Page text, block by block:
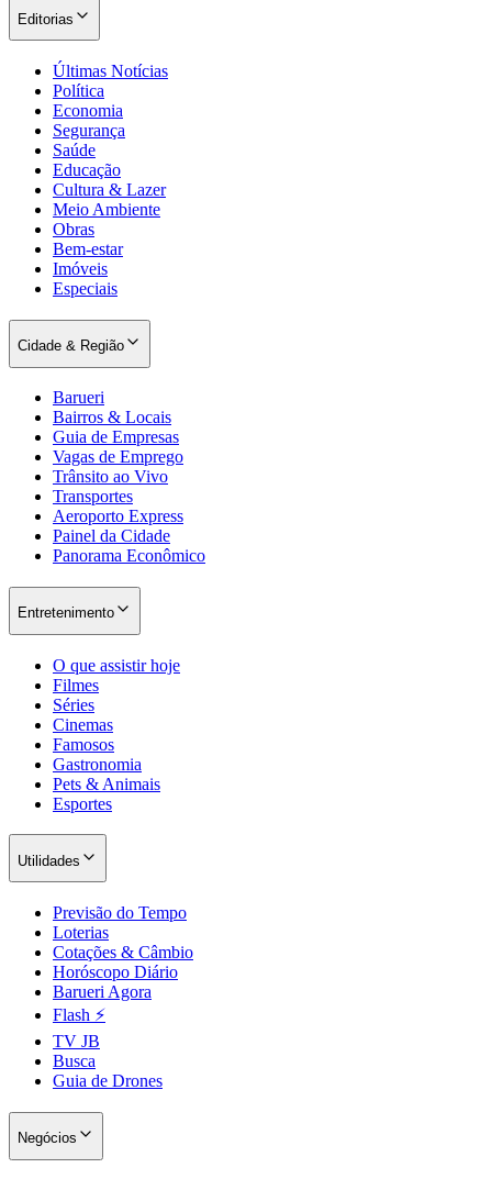
Editorias
Últimas Notícias
Política
Economia
Segurança
Saúde
Educação
Cultura & Lazer
Meio Ambiente
Obras
Bem-estar
Imóveis
Especiais
Cidade & Região
Barueri
Bairros & Locais
Guia de Empresas
Vagas de Emprego
Trânsito ao Vivo
Transportes
Aeroporto Express
Painel da Cidade
Panorama Econômico
Entretenimento
O que assistir hoje
Filmes
Séries
Cinemas
Famosos
Gastronomia
Pets & Animais
Esportes
Utilidades
Previsão do Tempo
Loterias
Cotações & Câmbio
Horóscopo Diário
Barueri Agora
Flash ⚡
TV JB
Busca
Guia de Drones
Negócios